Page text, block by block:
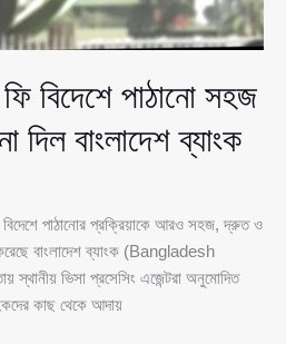
বিদেশে পাঠানো সহজ
দিল বাংলাদেশ ব্যাংক
পাঠানোর প্রক্রিয়াকে আরও সহজ, দ্রুত ও
বাংলাদেশ ব্যাংক (Bangladesh
ভিসা প্রসেসিং এজেন্টরা অনুমোদিত
কাছ থেকে আদায়